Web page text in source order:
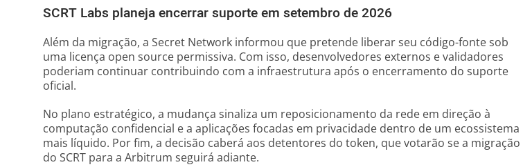
SCRT Labs planeja encerrar suporte em setembro de 2026
Além da migração, a Secret Network informou que pretende liberar seu código-fonte sob
uma licença open source permissiva. Com isso, desenvolvedores externos e validadores
poderiam continuar contribuindo com a infraestrutura após o encerramento do suporte
oficial.
No plano estratégico, a mudança sinaliza um reposicionamento da rede em direção à
computação confidencial e a aplicações focadas em privacidade dentro de um ecossistema
mais líquido. Por fim, a decisão caberá aos detentores do token, que votarão se a migração
do SCRT para a Arbitrum seguirá adiante.